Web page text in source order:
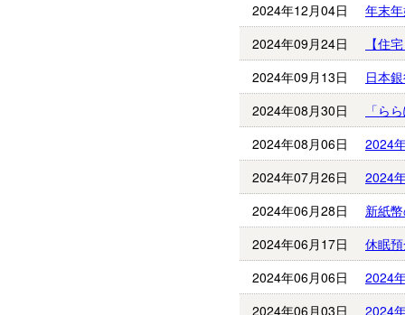
2024年12月04日
年末
2024年09月24日
【住
2024年09月13日
日本
2024年08月30日
「ら
2024年08月06日
2024
2024年07月26日
2024
2024年06月28日
新紙
2024年06月17日
休眠
2024年06月06日
2024
2024年06月03日
2024